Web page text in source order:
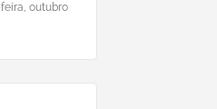
outubro